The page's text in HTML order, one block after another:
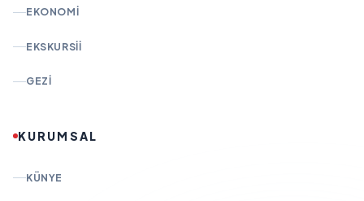
EKONOMI
EKSKURSII
GEZI
KURUMSAL
KÜNYE